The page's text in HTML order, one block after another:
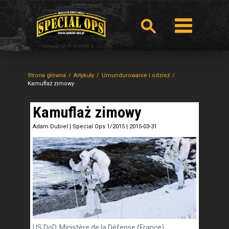
Strona główna Artykuły
Umundurowanie i odzież
Kamuflaż zimowy
Kamuflaż zimowy
Adam Dubiel | Special Ops 1/2015 | 2015-03-31